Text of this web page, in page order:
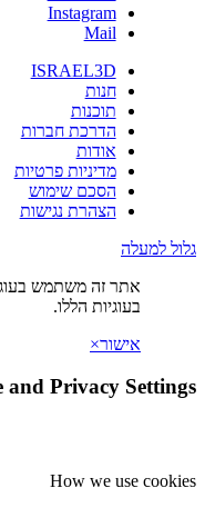
חברות
פרטיות
שימוש
נגישות
משתמש בעוגיות. גלישה
Cookie and
How